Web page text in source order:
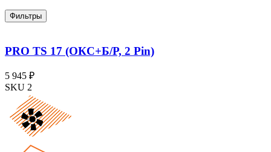
Фильтры
PRO TS 17 (ОКС+Б/Р, 2 Pin)
5 945 ₽
SKU 2